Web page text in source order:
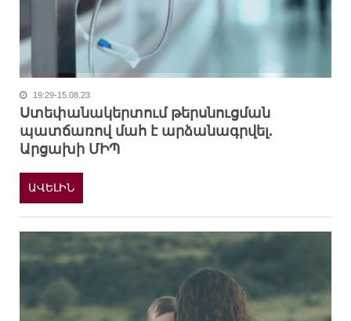
19:29-15.08.23
Ստեփանակերտում թերսնուցման
պատճառով մահ է արձանագրվել.
Արցախի ՄԻՊ
ԱՎԵԼԻՆ